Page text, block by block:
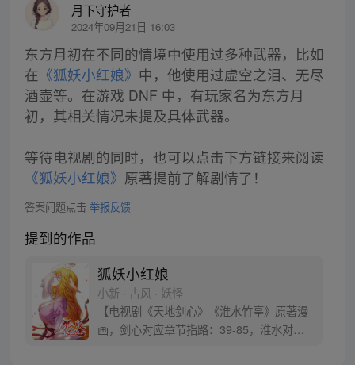
月下守护者
2024年09月21日 16:03
东方月初在不同的情境中使用过多种武器，比如
在 《狐妖小红娘》 中，他使用过虚空之泪、无尽
酒壶等。在游戏 DNF 中，有玩家名为东方月
初，其相关情况未提及具体武器。
等待电视剧的同时，也可以点击下方链接来阅读
《狐妖小红娘》 原著提前了解剧情了！
答案问题点击 举报反馈
提到的作品
狐妖小红娘
小新 · 古风 · 妖怪
【电视剧《天地剑心》《淮水竹亭》原著漫
画，剑心对应章节指路：39-85，淮水对应